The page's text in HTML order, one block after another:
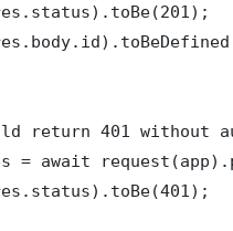
return 401 without
= await